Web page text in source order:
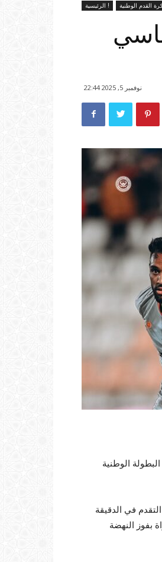
الرئيسية ! القدم الوطنية
نوفمبر 5, 2025 22:44
الوطنية
في الدقيقة
المباراة بفوز النهضة